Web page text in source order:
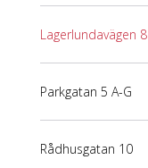
Lagerlundavägen 8
Parkgatan 5 A-G
Rådhusgatan 10